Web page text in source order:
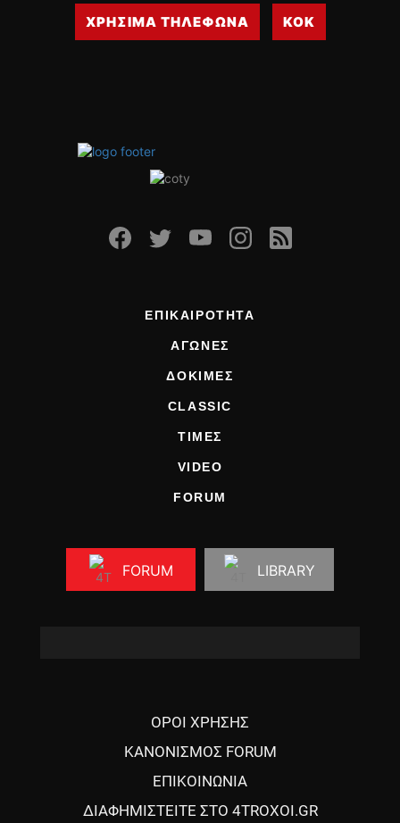
ΧΡΗΣΙΜΑ ΤΗΛΕΦΩΝΑ ΚΟΚ
ΕΠΙΚΑΙΡΟΤΗΤΑ
ΑΓΩΝΕΣ
ΔΟΚΙΜΕΣ
CLASSIC
ΤΙΜΕΣ
VIDEO
FORUM
FORUM LIBRARY
ΟΡΟΙ ΧΡΗΣΗΣ
ΚΑΝΟΝΙΣΜΟΣ FORUM
ΕΠΙΚΟΙΝΩΝΙΑ
ΔΙΑΦΗΜΙΣΤΕΙΤΕ ΣΤΟ 4TROXOI.GR